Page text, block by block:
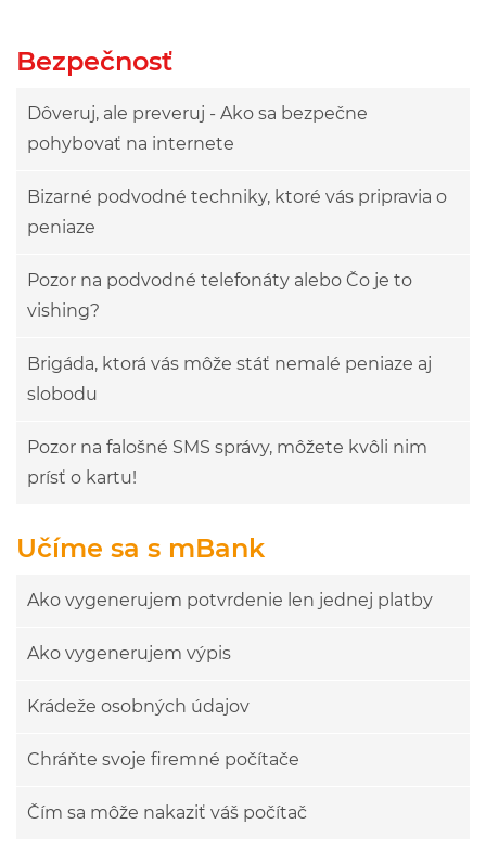
Bezpečnosť
Dôveruj, ale preveruj - Ako sa bezpečne
pohybovať na internete
Bizarné podvodné techniky, ktoré vás pripravia o
peniaze
Pozor na podvodné telefonáty alebo Čo je to
vishing?
Brigáda, ktorá vás môže stáť nemalé peniaze aj
slobodu
Pozor na falošné SMS správy, môžete kvôli nim
prísť o kartu!
Učíme sa s mBank
Ako vygenerujem potvrdenie len jednej platby
Ako vygenerujem výpis
Krádeže osobných údajov
Chráňte svoje firemné počítače
Čím sa môže nakaziť váš počítač